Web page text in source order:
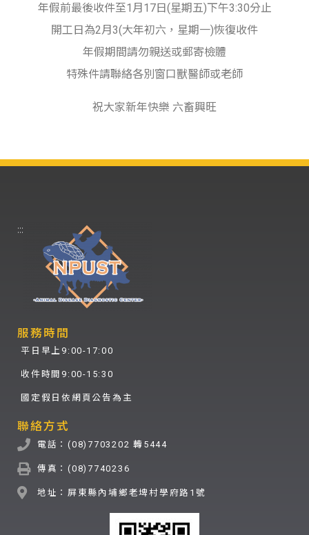
年假前最後收件至1月17日(星期五)下午3:30分止
開工日為2月3(大年初六，星期一)恢復收件
年假期間請勿親送或郵寄檢體
特殊件請聯絡各別窗口獸醫師或老師
祝大家新年快樂 六畜興旺
:::
服務時間
平日早上9:00-17:00
收件時間9:00-15:30
國定假日依網頁公告為主
聯絡方式
電話：(08)7703202 轉5444
傳真：(08)7740236
地址：屏東縣內埔鄉老埤村學府路1號